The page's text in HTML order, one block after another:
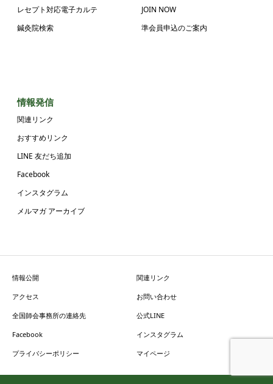
レセプト対応電子カルテ
鍼灸院検索
JOIN NOW
準会員申込のご案内
情報発信
関連リンク
おすすめリンク
LINE 友だち追加
Facebook
インスタグラム
メルマガ アーカイブ
情報公開 関連リンク
アクセス お問い合わせ
全国師会事務所の連絡先 公式LINE
Facebook インスタグラム
プライバシーポリシー マイページ